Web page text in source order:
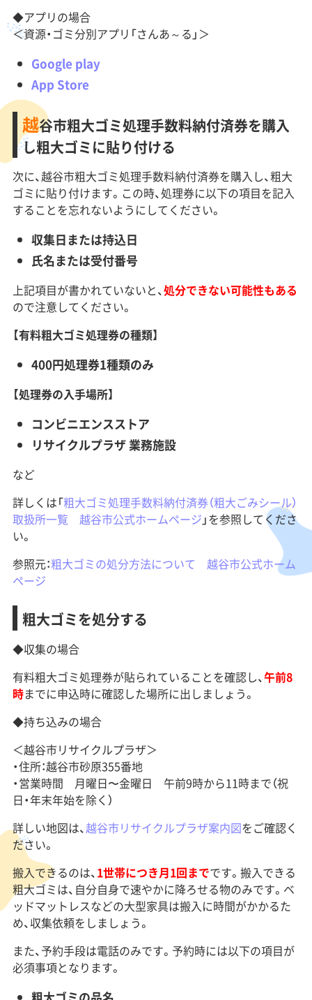
◆アプリの場合
＜資源・ゴミ分別アプリ「さんあ～る」＞
Google play
App Store
越谷市粗大ゴミ処理手数料納付済券を購入
し粗大ゴミに貼り付ける
次に、越谷市粗大ゴミ処理手数料納付済券を購入し、粗大
ゴミに貼り付けます。この時、処理券に以下の項目を記入
することを忘れないようにしてください。
収集日または持込日
氏名または受付番号
上記項目が書かれていないと、処分できない可能性もある
ので注意してください。
【有料粗大ゴミ処理券の種類】
400円処理券1種類のみ
【処理券の入手場所】
コンビニエンスストア
リサイクルプラザ 業務施設
など
詳しくは「粗大ゴミ処理手数料納付済券（粗大ごみシール）
取扱所一覧 越谷市公式ホームページ 」を参照してくださ
い。
参照元：粗大ゴミの処分方法について 越谷市公式ホーム
ページ
​粗大ゴミを処分する
◆収集の場合
有料粗大ゴミ処理券が貼られていることを確認し、午前8
時までに申込時に確認した場所に出しましょう。
◆持ち込みの場合
＜越谷市リサイクルプラザ＞
・住所：越谷市砂原355番地
・営業時間 月曜日〜金曜日 午前9時から11時まで（祝
日・年末年始を除く）
詳しい地図は、 越谷市リサイクルプラザ案内図をご確認く
ださい。
搬入できるのは、 1世帯につき月1回までです。搬入できる
粗大ゴミは、自分自身で速やかに降ろせる物のみです。ベ
ッドマットレスなどの大型家具は搬入に時間がかかるた
め、収集依頼をしましょう。
また、予約手段は電話のみです。予約時には以下の項目が
必須事項となります。